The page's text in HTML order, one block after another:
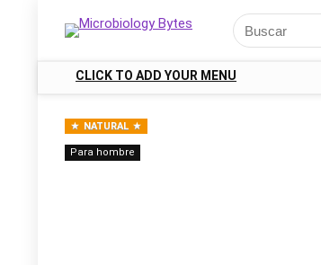
CLICK TO ADD YOUR MENU
NATURAL
Para hombre